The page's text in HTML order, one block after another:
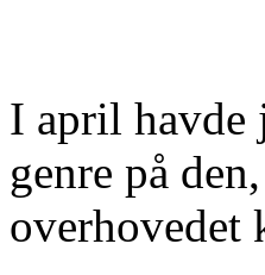
I april havde
genre på
overhovedet